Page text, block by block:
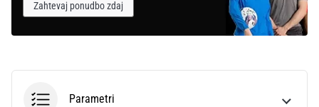
Zahtevaj ponudbo zdaj
Parametri